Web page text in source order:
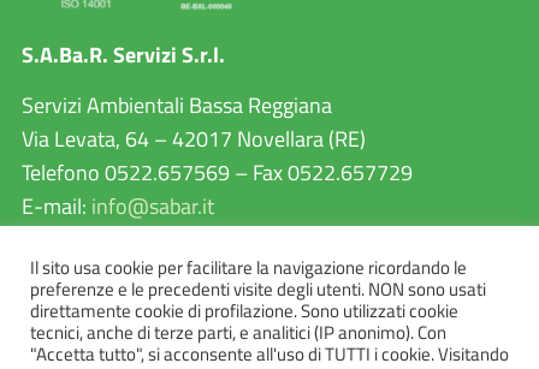
S.A.Ba.R. Servizi S.r.l.
Servizi Ambientali Bassa Reggiana
Via Levata, 64 – 42017 Novellara (RE)
Telefono 0522.657569 – Fax 0522.657729
E-mail: info@sabar.it
P.IVA 02460240357
PEC:sabarservizisrl@pec.it
Il sito usa cookie per facilitare la navigazione ricordando le
preferenze e le precedenti visite degli utenti. NON sono usati
direttamente cookie di profilazione. Sono utilizzati cookie
tecnici, anche di terze parti, e analitici (IP anonimo). Con
"Accetta tutto", si acconsente all'uso di TUTTI i cookie. Visitando